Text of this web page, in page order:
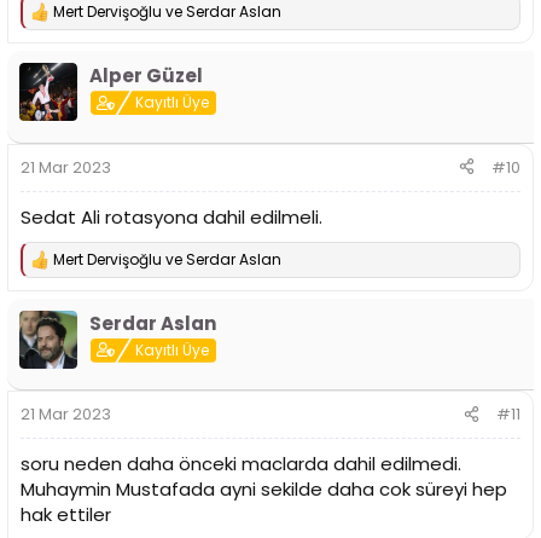
T
p
k
i
l
:
Mert Dervişoğlu veSerdar Aslan
Alper Güzel
Kayıtlı Üye
21 Mar 2023 #10
Sedat Ali rotasyona dahil edilmeli.
T
k
i
:
Mert Dervişoğlu veSerdar Aslan
Serdar Aslan
Kayıtlı Üye
21 Mar 2023 #11
soru neden daha önceki maclarda dahil edilmedi.
Muhaymin Mustafada ayni sekilde daha cok süreyi hep
hak ettiler